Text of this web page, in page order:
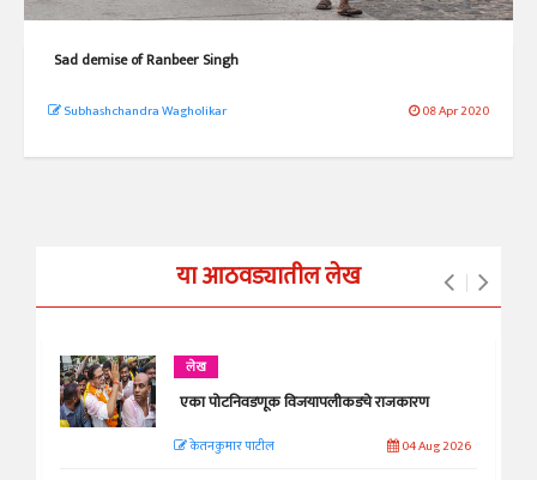
Sad demise of Ranbeer Singh
Subhashchandra Wagholikar 08 Apr 2020
या आठवड्यातील लेख
लेख
एका पोटनिवडणूक विजयापलीकडचे राजकारण
केतनकुमार पाटील 04 Aug 2026